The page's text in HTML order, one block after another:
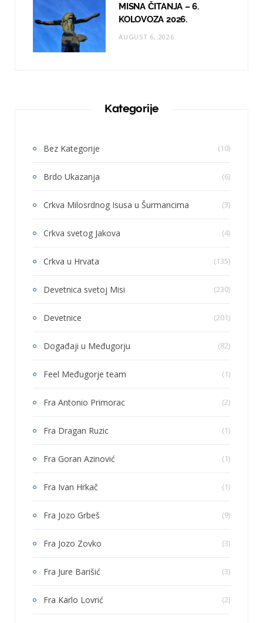
MISNA ČITANJA – 6.
KOLOVOZA 2026.
AUGUST 6, 2026
Kategorije
Bez Kategorije (10)
Brdo Ukazanja (6)
Crkva Milosrdnog Isusa u Šurmancima (3)
Crkva svetog Jakova (4)
Crkva u Hrvata (135)
Devetnica svetoj Misi (230)
Devetnice (201)
Događaji u Međugorju (82)
Feel Međugorje team (1)
Fra Antonio Primorac (2)
Fra Dragan Ruzic (1)
Fra Goran Azinović (1)
Fra Ivan Hrkač (1)
Fra Jozo Grbeš (9)
Fra Jozo Zovko (3)
Fra Jure Barišić (3)
Fra Karlo Lovrić (2)